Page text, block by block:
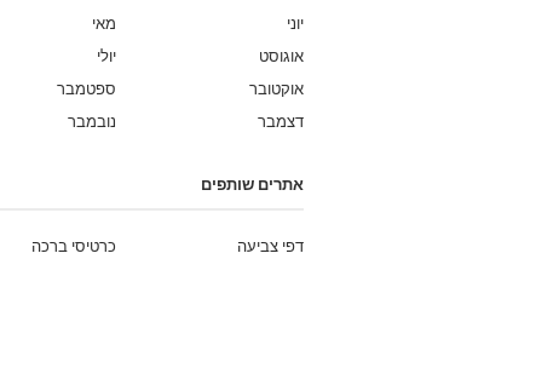
מאי
יוני
יולי
אוגוסט
ספטמבר
אוקטובר
נובמבר
דצמבר
אתרים שותפים
כרטיסי ברכה דפי צביעה